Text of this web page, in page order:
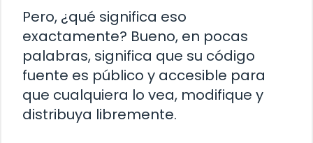
Pero, ¿qué significa eso
exactamente? Bueno, en pocas
palabras, significa que su código
fuente es público y accesible para
que cualquiera lo vea, modifique y
distribuya libremente.